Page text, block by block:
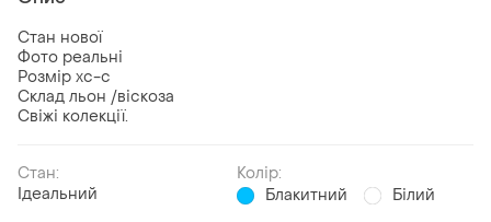
Стан нової
Фото реальні
Розмір хс-с
Склад льон /віскоза
Свіжі колекції.
Стан:
Ідеальний
Колір:
Блакитний
Білий